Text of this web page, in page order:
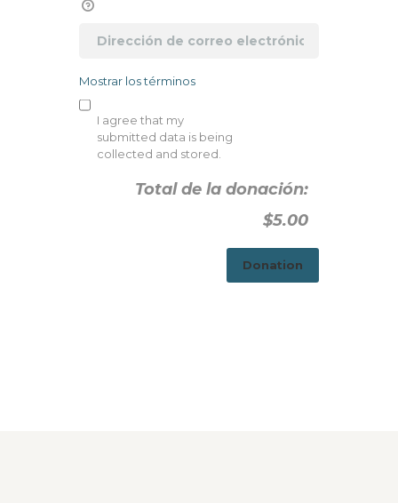
Mostrar los términos
I agree that my
submitted data is being
collected and stored.
Total de la donación:
$5.00